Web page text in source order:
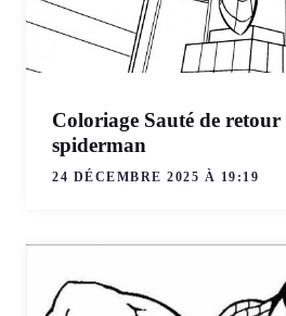
Coloriage Sauté de
spiderman
24 DÉCEMBRE 2025 À 19:19